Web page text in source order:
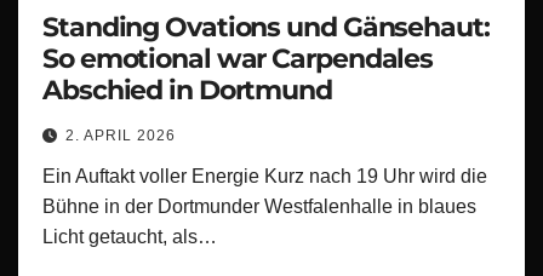
Standing Ovations und Gänsehaut:
So emotional war Carpendales
Abschied in Dortmund
2. APRIL 2026
Ein Auftakt voller Energie Kurz nach 19 Uhr wird die
Bühne in der Dortmunder Westfalenhalle in blaues
Licht getaucht, als…